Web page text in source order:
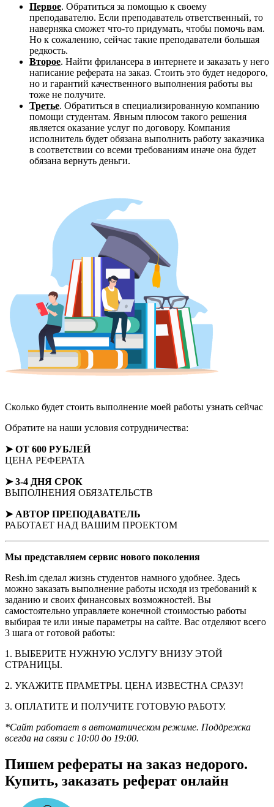
Первое. Обратиться за помощью к своему
преподавателю. Если преподаватель ответственный, то
наверняка сможет что-то придумать, чтобы помочь вам.
Но к сожалению, сейчас такие преподаватели большая
редкость.
Второе. Найти фрилансера в интернете и заказать у него
написание реферата на заказ. Стоить это будет недорого,
но и гарантий качественного выполнения работы вы
тоже не получите.
Третье. Обратиться в специализированную компанию
помощи студентам. Явным плюсом такого решения
является оказание услуг по договору. Компания
исполнитель будет обязана выполнить работу заказчика
в соответствии со всеми требованиям иначе она будет
обязана вернуть деньги.
Сколько будет стоить выполнение моей работы узнать сейчас
Обратите на наши условия сотрудничества:
➤ ОТ 600 РУБЛЕЙ
ЦЕНА РЕФЕРАТА
➤ 3-4 ДНЯ СРОК
ВЫПОЛНЕНИЯ ОБЯЗАТЕЛЬСТВ
➤ АВТОР ПРЕПОДАВАТЕЛЬ
РАБОТАЕТ НАД ВАШИМ ПРОЕКТОМ
Мы представляем сервис нового поколения
Resh.im сделал жизнь студентов намного удобнее. Здесь
можно заказать выполнение работы исходя из требований к
заданию и своих финансовых возможностей. Вы
самостоятельно управляете конечной стоимостью работы
выбирая те или иные параметры на сайте. Вас отделяют всего
3 шага от готовой работы:
1. ВЫБЕРИТЕ НУЖНУЮ УСЛУГУ ВНИЗУ ЭТОЙ
СТРАНИЦЫ.
2. УКАЖИТЕ ПРАМЕТРЫ. ЦЕНА ИЗВЕСТНА СРАЗУ!
3. ОПЛАТИТЕ И ПОЛУЧИТЕ ГОТОВУЮ РАБОТУ.
*Сайт работает в автоматическом режиме. Поддрежка
всегда на связи с 10:00 до 19:00.
Пишем рефераты на заказ недорого.
Купить, заказать реферат онлайн